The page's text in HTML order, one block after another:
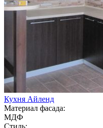
Кухня Айленд
Материал фасада:
МДФ
Стиль: